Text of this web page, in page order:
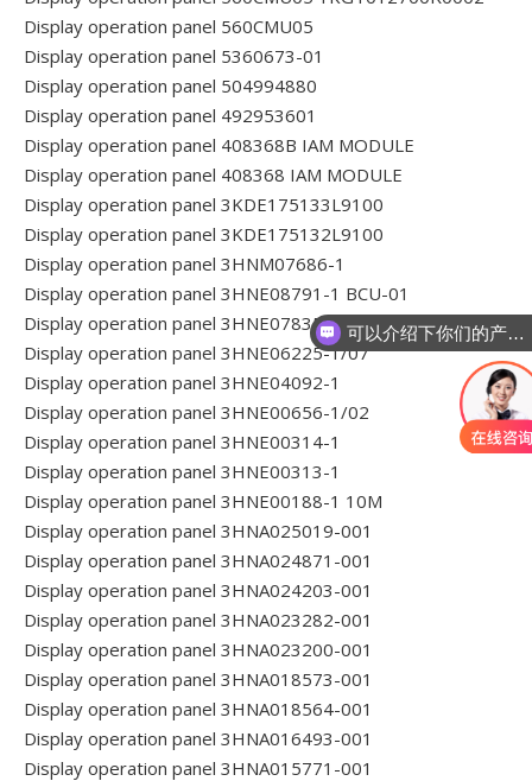
Display operation panel 560CMU05
Display operation panel 5360673-01
Display operation panel 504994880
Display operation panel 492953601
Display operation panel 408368B IAM MODULE
Display operation panel 408368 IAM MODULE
Display operation panel 3KDE175133L9100
Display operation panel 3KDE175132L9100
Display operation panel 3HNM07686-1
Display operation panel 3HNE08791-1 BCU-01
Display operation panel 3HNE07835-1
Display operation panel 3HNE06225-1/07
Display operation panel 3HNE04092-1
Display operation panel 3HNE00656-1/02
Display operation panel 3HNE00314-1
Display operation panel 3HNE00313-1
Display operation panel 3HNE00188-1 10M
Display operation panel 3HNA025019-001
Display operation panel 3HNA024871-001
Display operation panel 3HNA024203-001
Display operation panel 3HNA023282-001
Display operation panel 3HNA023200-001
Display operation panel 3HNA018573-001
Display operation panel 3HNA018564-001
Display operation panel 3HNA016493-001
Display operation panel 3HNA015771-001
可以介绍下你们的产品么